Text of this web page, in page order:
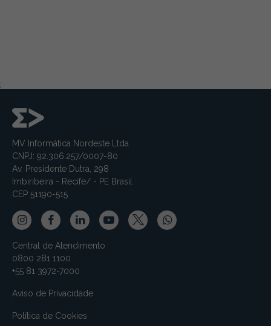
;
MV Informática Nordeste Ltda
CNPJ: 92.306.257/0007-80
Av. Presidente Dutra, 298
Imbiribeira - Recife/ - PE Brasil
CEP 51190-515
Central de Atendimento
0800 281 1100
+55 81 3972-7000
Aviso de Privacidade
Política de Cookies